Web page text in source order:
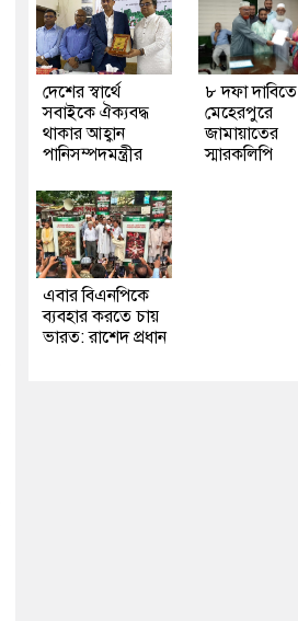
দেশের স্বার্থে
সবাইকে ঐক্যবদ্ধ
থাকার আহ্বান
পানিসম্পদমন্ত্রীর
৮ দফা দাবিতে
মেহেরপুরে
জামায়াতের
স্মারকলিপি
এবার বিএনপিকে
ব্যবহার করতে চায়
ভারত: রাশেদ প্রধান